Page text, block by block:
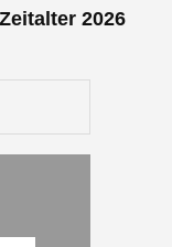
2026